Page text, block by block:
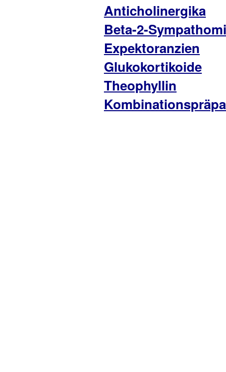
Anticholinergika
Beta-2-
Expektoranzien
Glukokortikoide
Theophyllin